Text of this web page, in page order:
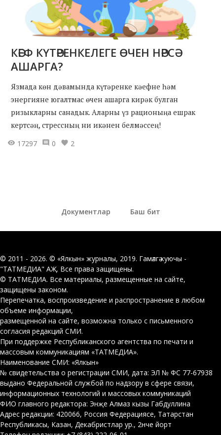
КӘЕФ КҮТӘРЕНКЕЛЕГЕ ӨЧЕН НӘРСӘ
АШАРГА?
Язмада көн дәвамында күтәренке кәефне һәм
энергияне югалтмас өчен ашарга кирәк булган
ризыкларны санадык. Аларны үз рационыңа ешрак
кертсәң, стрессның ни икәнен белмәссең!
17297
0 2
Документлар Баш бит
© 2011 - 2026. © «Ялкын» журналы, 2019. Гамәлгә куючы -
"ТАТМЕДИА" АҖ. Все права защищены.
© ТАТМЕДИА. Все материалы, размещенные на сайте,
защищены законом.
Перепечатка, воспроизведение и распространение в любом
объеме информации,
размещенной на сайте, возможна только с письменного
согласия редакций СМИ.
При поддержке Республиканского агентства по печати и
массовым коммуникациям «ТАТМЕДИА».
Наименование СМИ: «Ялкын»
№ свидетельства о регистрации СМИ, дата: ЭЛ № ФС 77-67938
выдано Федеральной службой по надзору в сфере связи,
информационных технологий и массовых коммуникаций
ФИО главного редактора: Энҗе Алмаз кызы Габдуллина
Адрес редакции: 420066, Россия Федерациясе, Татарстан
Республикасы, Казан, Декабристлар ур., 2нче йорт